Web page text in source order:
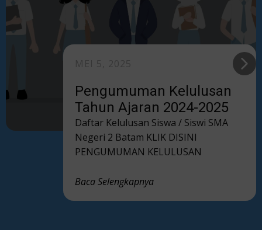
Pengumuman Kelulusan
Tahun Ajaran 2024-2025
Daftar Kelulusan Siswa / Siswi SMA
Negeri 2 Batam KLIK DISINI
PENGUMUMAN KELULUSAN
Baca Selengkapnya